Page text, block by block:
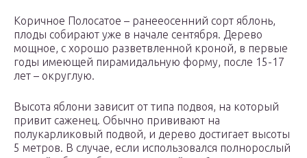
Коричное Полосатое – ранееосенний сорт яблонь,
плоды собирают уже в начале сентября. Дерево
мощное, с хорошо разветвленной кроной, в первые
годы имеющей пирамидальную форму, после 15-17
лет – округлую.
Высота яблони зависит от типа подвоя, на который
привит саженец. Обычно прививают на
полукарликовый подвой, и дерево достигает высоты
5 метров. В случае, если использовался полнорослый